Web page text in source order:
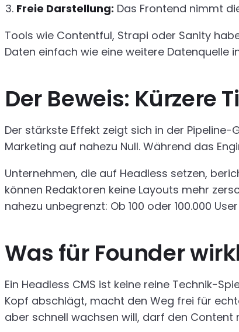
Freie Darstellung: Das Frontend nimmt
Tools wie Contentful, Strapi oder Sanity
Daten einfach wie eine weitere Datenquelle
Der Beweis: Kürzere
Der stärkste Effekt zeigt sich in der
Marketing auf nahezu Null. Während das
Unternehmen, die auf Headless setzen,
können Redaktoren keine Layouts mehr
nahezu unbegrenzt: Ob 100 oder 100.000
Was für Founder
Ein Headless CMS ist keine reine Technik-
Kopf abschlägt, macht den Weg frei für
aber schnell wachsen will, darf den Content